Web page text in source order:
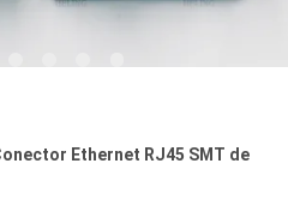
Ethernet RJ45 SMT de